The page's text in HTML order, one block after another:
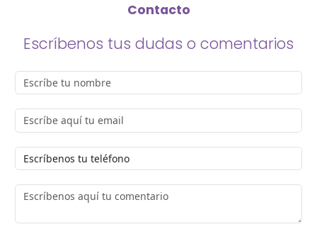
Contacto
Escríbenos tus dudas o comentarios